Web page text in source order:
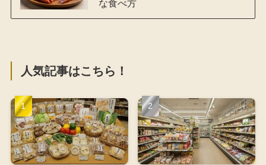
な食べ方
人気記事はこちら！